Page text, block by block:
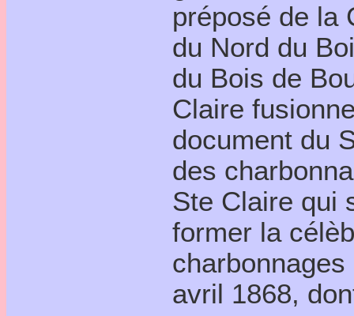
préposé de la
du Nord du
du Bois de
Claire
document du
des
Ste Claire qui
former la
charbonnages
avril 1868,